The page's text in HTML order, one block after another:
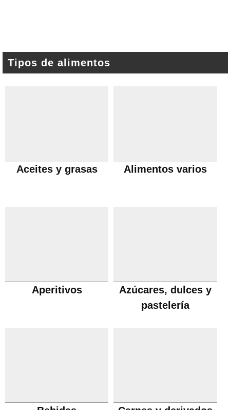
Tipos de alimentos
Aceites y grasas Alimentos varios
Aperitivos
Azúcares, dulces y
pastelería